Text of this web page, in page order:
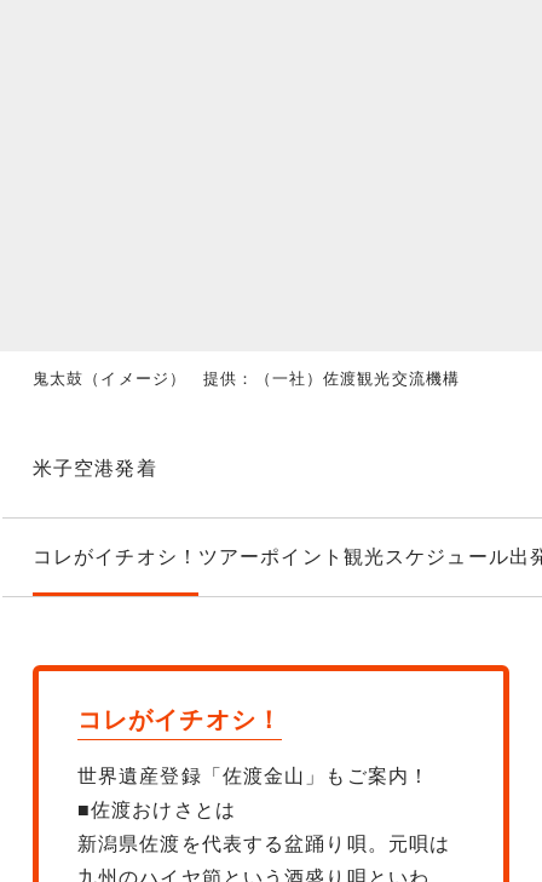
鬼太鼓（イメージ） 提供：（一社）佐渡観光交流機構
米子空港発着
コレがイチオシ！ ツアーポイント 観光スケジュール出
コレがイチオシ！
世界遺産登録「佐渡金山」もご案内！
■佐渡おけさとは
新潟県佐渡を代表する盆踊り唄。元唄は
九州のハイヤ節という酒盛り唄といわ